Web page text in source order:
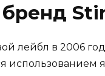
лейбл в 2006
использованием